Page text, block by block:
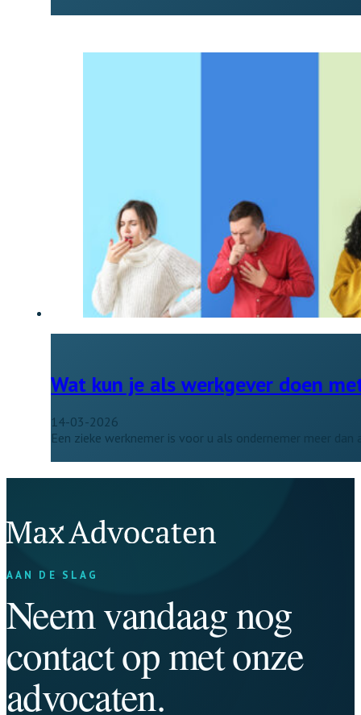
Wat kun je als werkgever doen
14-03-2026
Een zieke werknemer is voor u als ondernemer meer
AAN DE SLAG
Neem vandaag nog
contact op met onze
advocaten.